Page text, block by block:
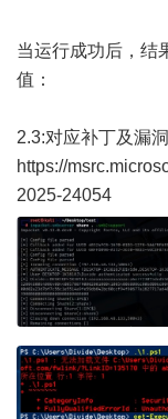
当运行成功后，结
值：
2.3:对应补丁及漏洞
https://
2025-24054